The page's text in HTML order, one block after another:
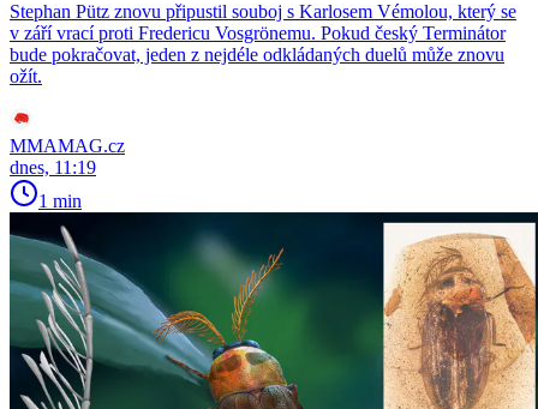
Stephan Pütz znovu připustil souboj s Karlosem Vémolou, který se
v září vrací proti Fredericu Vosgrönemu. Pokud český Terminátor
bude pokračovat, jeden z nejdéle odkládaných duelů může znovu
ožít.
MMAMAG.cz
dnes, 11:19
1 min